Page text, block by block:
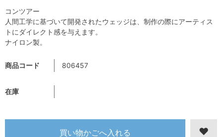
商品コード 806457
在庫
コンツアー
人間工学に基づいて開発されたウェッジは、制作の際にアーティス
トにダイレクト感を与えます。
ナイロン製。